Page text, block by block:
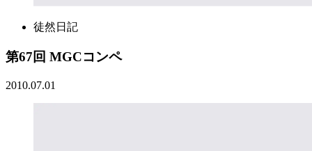
徒然日記
第67回 MGCコンペ
2010.07.01